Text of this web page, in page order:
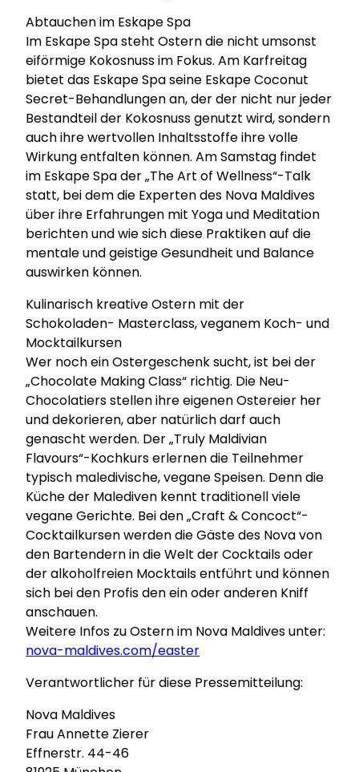
Abtauchen im Eskape Spa
Im Eskape Spa steht Ostern die nicht umsonst
eiförmige Kokosnuss im Fokus. Am Karfreitag
bietet das Eskape Spa seine Eskape Coconut
Secret-Behandlungen an, der der nicht nur jeder
Bestandteil der Kokosnuss genutzt wird, sondern
auch ihre wertvollen Inhaltsstoffe ihre volle
Wirkung entfalten können. Am Samstag findet
im Eskape Spa der „The Art of Wellness“-Talk
statt, bei dem die Experten des Nova Maldives
über ihre Erfahrungen mit Yoga und Meditation
berichten und wie sich diese Praktiken auf die
mentale und geistige Gesundheit und Balance
auswirken können.
Kulinarisch kreative Ostern mit der
Schokoladen- Masterclass, veganem Koch- und
Mocktailkursen
Wer noch ein Ostergeschenk sucht, ist bei der
„Chocolate Making Class“ richtig. Die Neu-
Chocolatiers stellen ihre eigenen Ostereier her
und dekorieren, aber natürlich darf auch
genascht werden. Der „Truly Maldivian
Flavours“-Kochkurs erlernen die Teilnehmer
typisch maledivische, vegane Speisen. Denn die
Küche der Malediven kennt traditionell viele
vegane Gerichte. Bei den „Craft & Concoct“-
Cocktailkursen werden die Gäste des Nova von
den Bartendern in die Welt der Cocktails oder
der alkoholfreien Mocktails entführt und können
sich bei den Profis den ein oder anderen Kniff
anschauen.
Weitere Infos zu Ostern im Nova Maldives unter:
nova-maldives.com/easter
Verantwortlicher für diese Pressemitteilung:
Nova Maldives
Frau Annette Zierer
Effnerstr. 44-46